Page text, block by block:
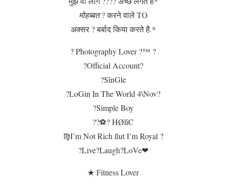
मोहब्बत? करने वाले TO
अक्सर ? बर्बाद किया करते है.*
? Photography Lover ?™ ?
?Official Account?
?SînGle
?LoGin In The World 4\Nov?
?Simple Boy
??⚽? HØlîC
♍I’m Not Rich ßut I’m Royal ?
?Live?Laugh?LoVe❤
★ Fitness Lover